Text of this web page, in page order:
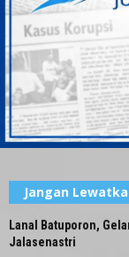
Jangan
Lanal Batuporon,
Jalasenastri